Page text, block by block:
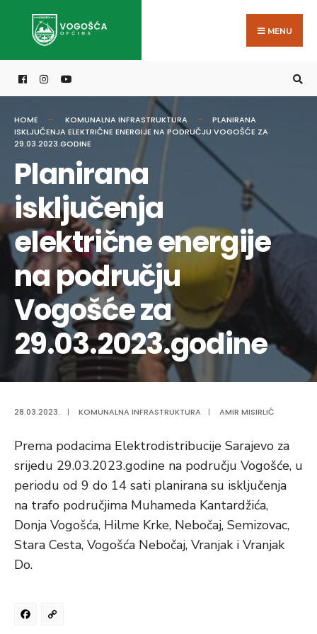
MENU
HOME KOMUNALNA INFRASTRUKTURA
PLANIRANA
ISKLJUČENJA ELEKTRIČNE ENERGIJE NA PODRUČJU VOGOŠĆE ZA
29.03.2023.GODINE
Planirana
isključenja
električne energije
na području
Vogošće za
29.03.2023.godine
28.03.2023. | KOMUNALNA INFRASTRUKTURA | AMIR MISIRLIĆ
Prema podacima Elektrodistribucije Sarajevo za
srijedu 29.03.2023.godine na području Vogošće, u
periodu od 9 do 14 sati planirana su isključenja
na trafo područjima Muhameda Kantardžića,
Donja Vogošća, Hilme Krke, Nebočaj, Semizovac,
Stara Cesta, Vogošća Nebočaj, Vranjak i Vranjak
Do.
Facebook
for: